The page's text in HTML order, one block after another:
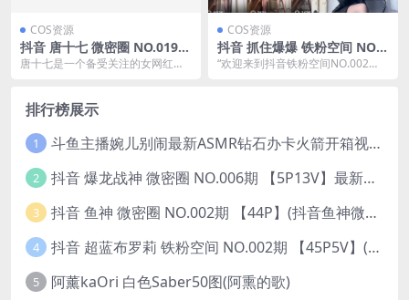
COS资源
抖音 唐十七 微密圈 NO.019期
【15P】最新至：2024.1.24
唐十七是一个备受关注的女网红，
COS资源
抖音 抓住爆爆 铁粉空间 NO.0
02期 【38P2V】最新至：202
“欢迎来到抖音铁粉空间NO.002
排行榜展示
1 斗鱼主播婉儿别闹最新ASMR钻石办卡火箭开箱视频+音频合集-47个资源打包下载 [39V-10.1GB]
2 抖音 爆龙战神 微密圈 NO.006期 【5P13V】最新至：2023.6.7(暴龙神和战龙皇)
3 抖音 鱼神 微密圈 NO.002期 【44P】(抖音鱼神微密猫)
4 抖音 超蓝布罗莉 铁粉空间 NO.002期 【45P5V】(抖音超蓝布罗利是真的吗)
5 阿薰kaOri 白色Saber50图(阿熏的歌)